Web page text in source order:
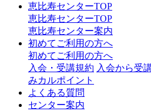
恵比寿センターTOP
恵比寿センターTOP
恵比寿センター案内
初めてご利用の方へ
初めてご利用の方へ
入会・受講規約 入会から受
みカルポイント
よくある質問
センター案内